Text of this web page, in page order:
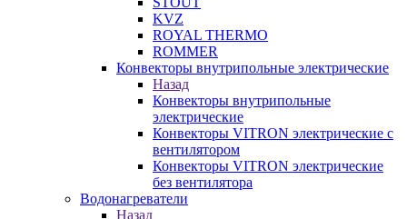
KVZ
ROYAL THERMO
ROMMER
Конвекторы внутрипольные электрические
Назад
Конвекторы внутрипольные
электрические
Конвекторы VITRON электрические с
вентилятором
Конвекторы VITRON электрические
без вентилятора
Водонагреватели
Назад